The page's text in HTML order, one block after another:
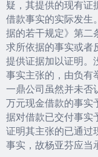
疑，其提供的现有证
借款事实的实际发生
据的若干规定》第二
求所依据的事实或者
提供证据加以证明。
事实主张的，由负有
一鼎公司虽然并未否
万元现金借款的事实
据对借款已交付事实
证明其主张的已通过
事实，故杨亚芬应当